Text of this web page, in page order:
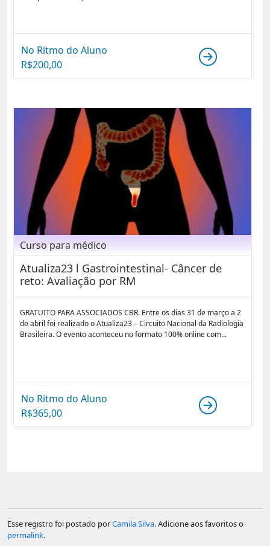
No Ritmo do Aluno
R$200,00
Curso para médico
Atualiza23 l Gastrointestinal- Câncer de
reto: Avaliação por RM
GRATUITO PARA ASSOCIADOS CBR. Entre os dias 31 de março a 2
de abril foi realizado o Atualiza23 – Circuito Nacional da Radiologia
Brasileira. O evento aconteceu no formato 100% online com...
No Ritmo do Aluno
R$365,00
Esse registro foi postado porCamila Silva. Adicione aos favoritos o
permalink.